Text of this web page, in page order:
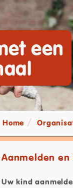
een
Home
Aanmelden
Uw kind